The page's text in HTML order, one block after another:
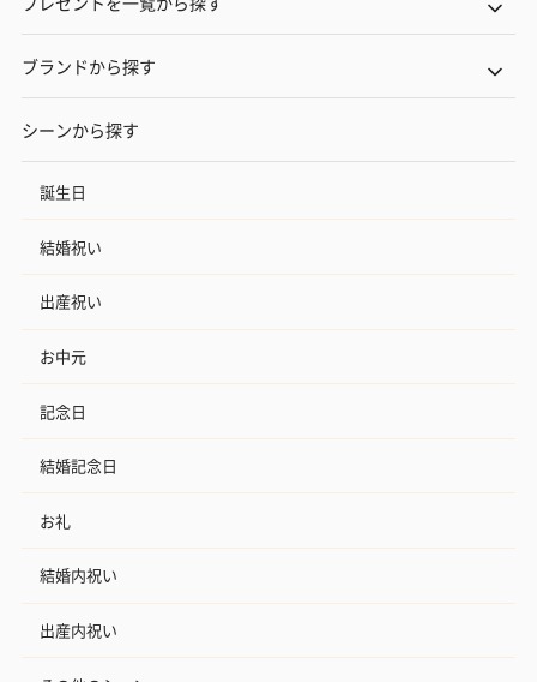
ブランドから探す
シーンから探す
誕生日
結婚祝い
出産祝い
お中元
記念日
結婚記念日
お礼
結婚内祝い
出産内祝い